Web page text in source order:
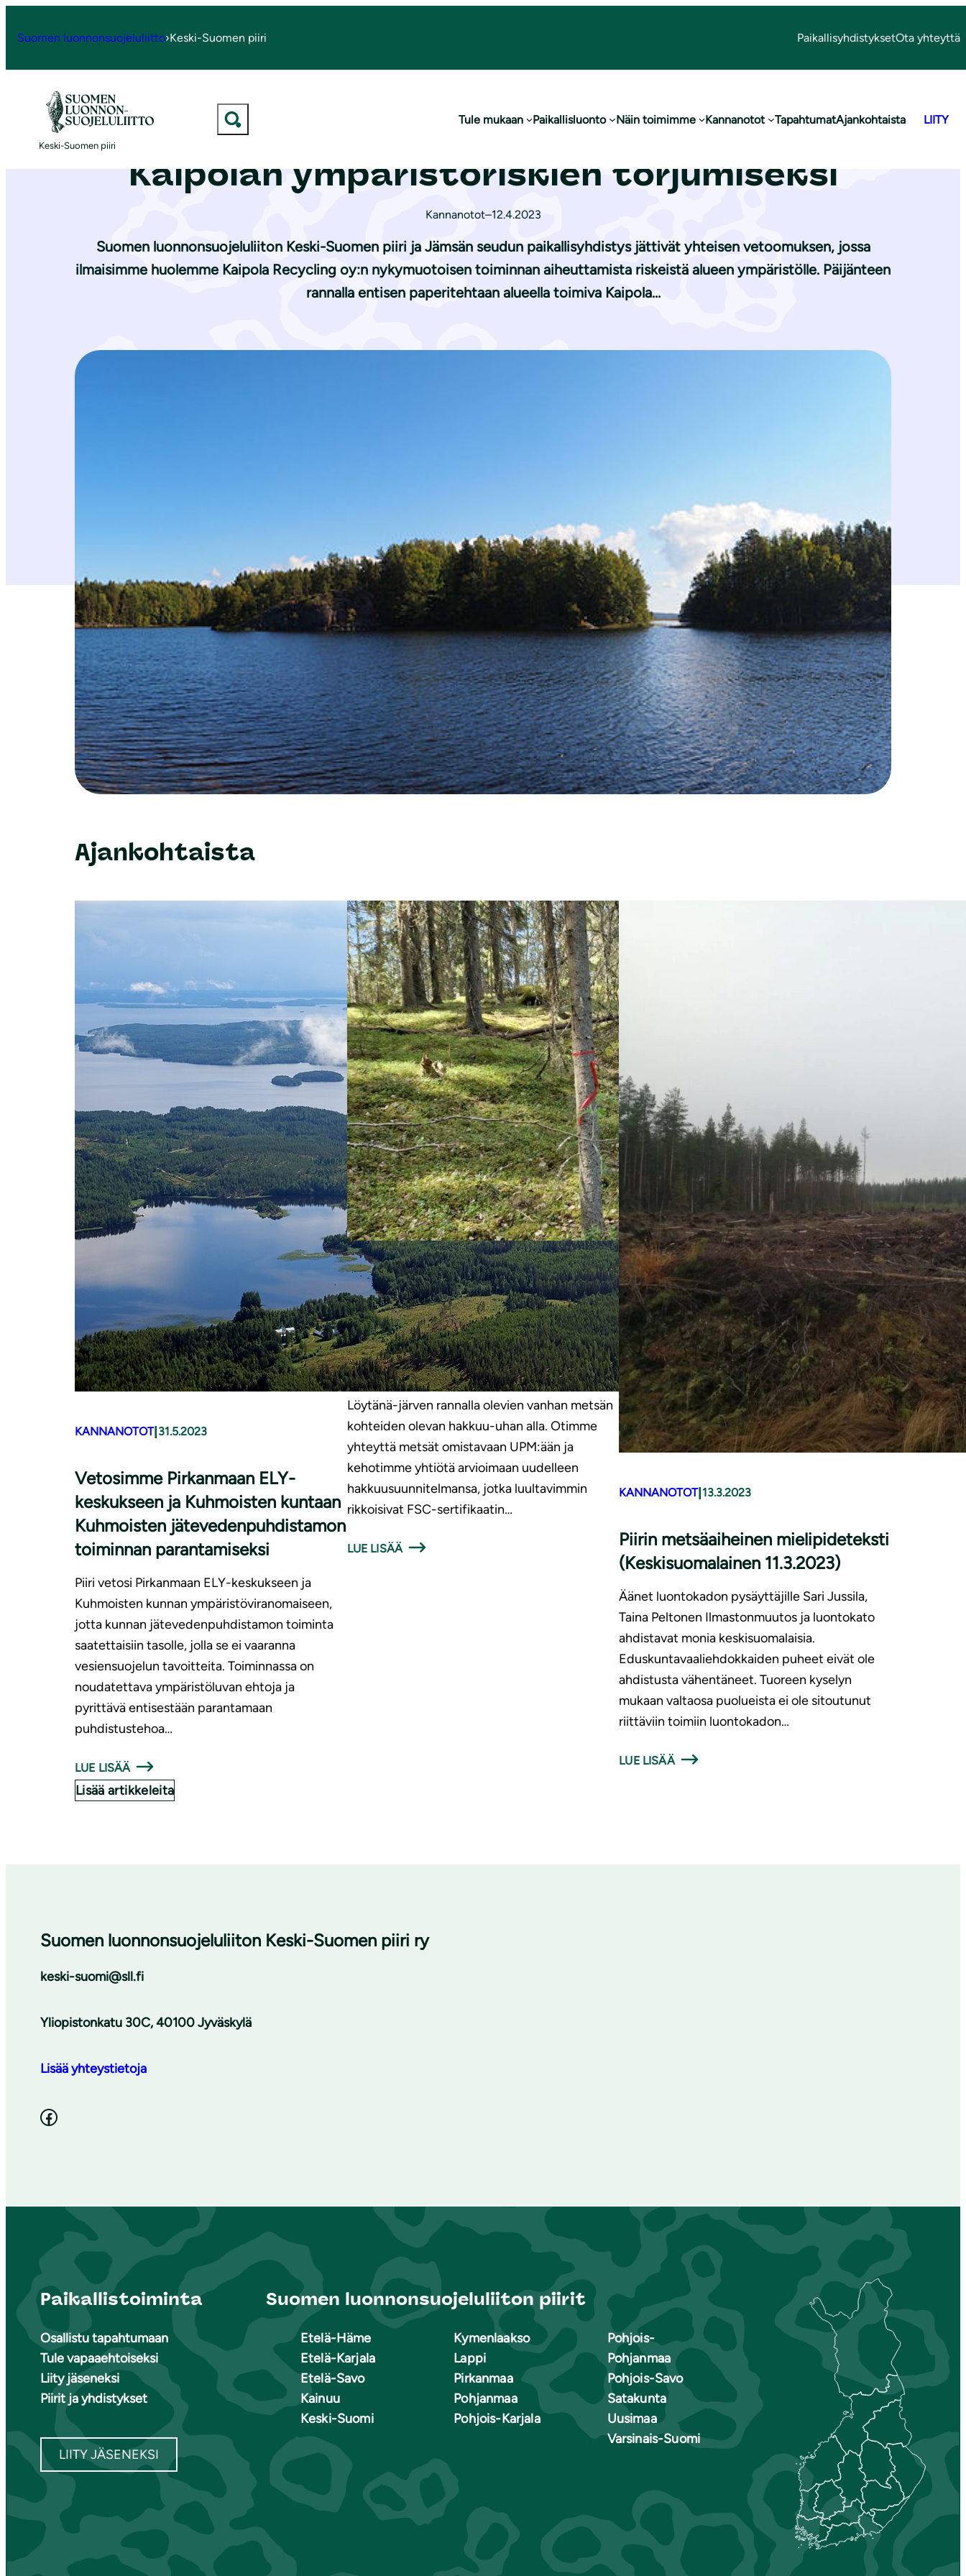
Suomen luonnonsuojeluliitto›Keski-Suomen piiri PaikallisyhdistyksetOta yhteyttä
Keski-Suomen piiri
Tule mukaan Paikallisluonto Näin toimimme Kannanotot TapahtumatAjankohtaista LIITY
Ajankohtaista Vetosimme Keski-Suomen ELY-keskukseen Kaipolan ym­pä­ris­tö­ris­kien torjumiseksi
Vetosimme Keski-Suomen ELY-keskukseen
Kaipolan ym­pä­ris­tö­ris­kien torjumiseksi
Kannanotot–12.4.2023
Suomen luonnonsuojeluliiton Keski-Suomen piiri ja Jämsän seudun paikallisyhdistys jättivät yhteisen vetoomuksen, jossa
ilmaisimme huolemme Kaipola Recycling oy:n nykymuotoisen toiminnan aiheuttamista riskeistä alueen ympäristölle. Päijänteen
rannalla entisen paperitehtaan alueella toimiva Kaipola…
Suomen luonnonsuojeluliiton Keski-Suomen piiri ja Jämsän seudun paikallisyhdistys jättivät yhteisen vetoomuksen, jossa ilmaisimme huolemme
Kaipola Recycling oy:n nykymuotoisen toiminnan aiheuttamista riskeistä alueen ympäristölle. Päijänteen rannalla entisen paperitehtaan alueella
toimiva Kaipola Recycling ei ole noudattanut koetoimintalupansa ehtoja, vaan on varastoinut tuhansia tonneja poltosta kertynyttä tuhkaa
taivasalla. Lisäksi yrityksellä on polttoa odottavaa muovijätettä pihalle kasattuna, säiden armoilla.Vetoomukseemme tästä. Aiheesta julkaistiin
11.4.2023YLE:n uutinen, jossa myös piirin toiminnanjohtajan lyhyt haastattelu käynniltämme Kaipolassa 17.3.2023. Yritys on ELY:n viimeisimmän
kehotuksen jälkeen alkanut vihdoin siirtää tuhkaa varastoon sisätiloihin.
Ajankohtaista
KANNANOTOT| 31.5.2023
Vetosimme Pirkanmaan ELY-
keskukseen ja Kuhmoisten kuntaan
Kuhmoisten jä­te­ve­den­puh­dis­ta­mon
toiminnan parantamiseksi
Piiri vetosi Pirkanmaan ELY-keskukseen ja
Kuhmoisten kunnan ympäristöviranomaiseen,
jotta kunnan jätevedenpuhdistamon toiminta
saatettaisiin tasolle, jolla se ei vaaranna
vesiensuojelun tavoitteita. Toiminnassa on
noudatettava ympäristöluvan ehtoja ja
pyrittävä entisestään parantamaan
puhdistustehoa…
LUE LISÄÄ
KANNANOTOT|31.5.2023
Otimme kantaa UPM:n hak­
kuusuun­ni­tel­miin Karstulassa
Piiri sai yhteydenoton, jossa kerrottiin Karstulan
Löytänä-järven rannalla olevien vanhan metsän
kohteiden olevan hakkuu-uhan alla. Otimme
yhteyttä metsät omistavaan UPM:ään ja
kehotimme yhtiötä arvioimaan uudelleen
hakkuusuunnitelmansa, jotka luultavimmin
rikkoisivat FSC-sertifikaatin…
LUE LISÄÄ
KANNANOTOT| 13.3.2023
Piirin metsäaiheinen mielipideteksti
(Kes­ki­suo­ma­lai­nen 11.3.2023)
Äänet luontokadon pysäyttäjille Sari Jussila,
Taina Peltonen Ilmastonmuutos ja luontokato
ahdistavat monia keskisuomalaisia.
Eduskuntavaaliehdokkaiden puheet eivät ole
ahdistusta vähentäneet. Tuoreen kyselyn
mukaan valtaosa puolueista ei ole sitoutunut
riittäviin toimiin luontokadon…
LUE LISÄÄ
Lisää artikkeleita
Suomen luonnonsuojeluliiton Keski-Suomen piiri ry
keski-suomi@sll.fi
Yliopistonkatu 30C, 40100 Jyväskylä
Lisää yhteystietoja
Facebook
Paikallistoiminta
Osallistu tapahtumaan
Tule vapaaehtoiseksi
Liity jäseneksi
Piirit ja yhdistykset
LIITY JÄSENEKSI
Suomen luonnonsuojeluliiton piirit
Etelä-Häme
Etelä-Karjala
Etelä-Savo
Kainuu
Keski-Suomi
Kymenlaakso
Lappi
Pirkanmaa
Pohjanmaa
Pohjois-Karjala
Pohjois-
Pohjanmaa
Pohjois-Savo
Satakunta
Uusimaa
Varsinais-Suomi